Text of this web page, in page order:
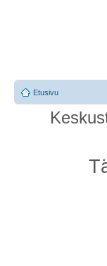
Etusivu